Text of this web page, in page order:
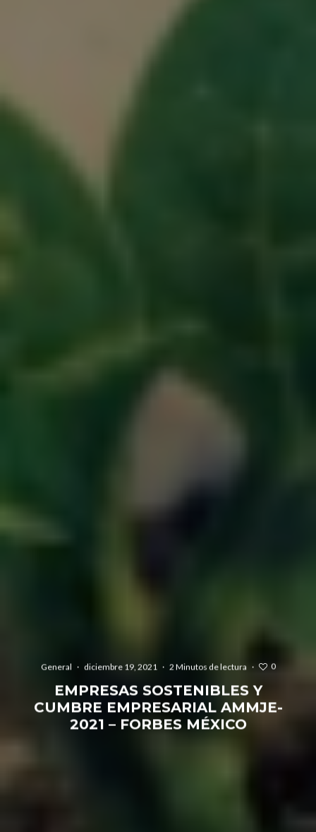
General · diciembre 19, 2021 · 2 Minutos de lectura · 0
EMPRESAS SOSTENIBLES Y
CUMBRE EMPRESARIAL AMMJE-
2021 – FORBES MÉXICO